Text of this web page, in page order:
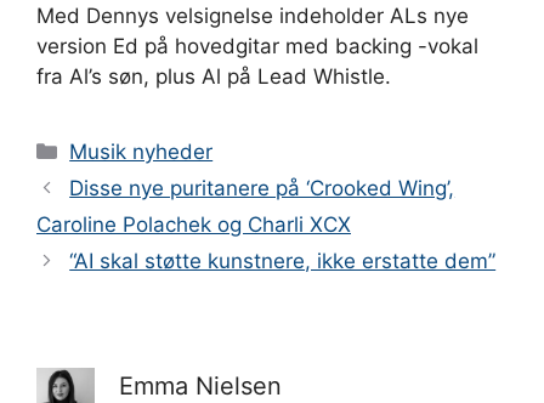
Med Dennys velsignelse indeholder ALs nye
version Ed på hovedgitar med backing -vokal
fra Al’s søn, plus Al på Lead Whistle.
Kategorier
Musik nyheder
Disse nye puritanere på ‘Crooked Wing’,
Caroline Polachek og Charli XCX
“AI skal støtte kunstnere, ikke erstatte dem”
Emma Nielsen